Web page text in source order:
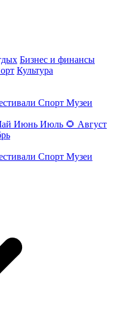
Бизнес и финансы
Культура
Спорт Музеи
Июнь Июль 🌻 Август
Спорт Музеи